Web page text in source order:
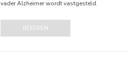
vader Alzheimer wordt vastgesteld.
BEKIJKEN